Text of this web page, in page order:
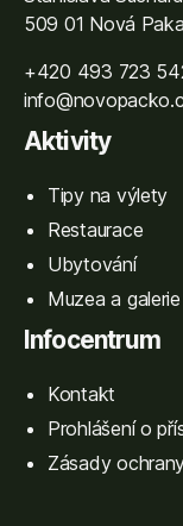
509 01 Nová Paka
+420 493 723
Aktivity
Tipy na výlety
Restaurace
Ubytování
Muzea a galerie
Infocentrum
Kontakt
Prohlášení o
Zásady